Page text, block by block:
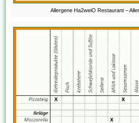
Allergene Ha2weiO Restaurant –